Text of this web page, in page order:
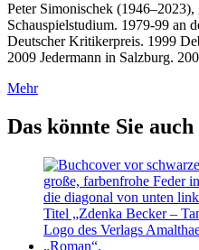
Peter Simonischek (1946–2023),
Schauspielstudium. 1979-99 an
Deutscher Kritikerpreis. 1999
2009 Jedermann in Salzburg.
Mehr
Das könnte Sie